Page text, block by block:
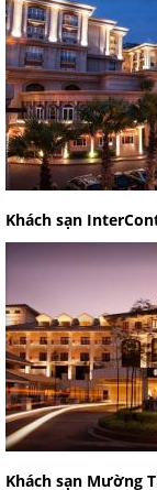
Khách sạn
Khách sạn Mường